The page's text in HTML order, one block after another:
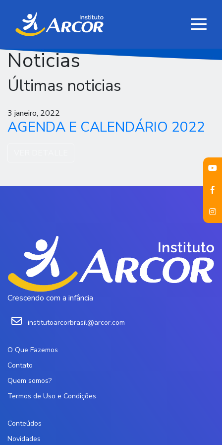
Noticias
Últimas noticias
3 janeiro, 2022
AGENDA E CALENDÁRIO 2022
Crescendo com a infância
institutoarcorbrasil@arcor.com
O Que Fazemos
Contato
Quem somos?
Termos de Uso e Condições
Conteúdos
Novidades